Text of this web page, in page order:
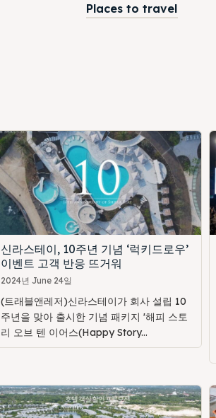
Places to travel
신라스테이, 10주년 기념 ‘럭키드로우’
이벤트 고객 반응 뜨거워
2024년 June 24일
(트래블앤레저)신라스테이가 회사 설립 10
주년을 맞아 출시한 기념 패키지 '해피 스토
리 오브 텐 이어스(Happy Story...